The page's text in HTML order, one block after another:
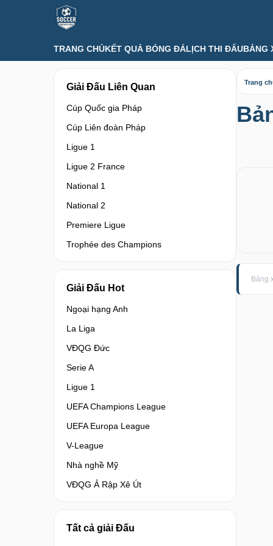
TRANG CHỦKẾT QUẢ BÓNG ĐÁLỊCH THI ĐẤUBẢNG
Giải Đấu Liên Quan
Cúp Quốc gia Pháp
Cúp Liên đoàn Pháp
Ligue 1
Ligue 2 France
National 1
National 2
Premiere Ligue
Trophée des Champions
Giải Đấu Hot
Ngoại hạng Anh
La Liga
VĐQG Đức
Serie A
Ligue 1
UEFA Champions League
UEFA Europa League
V-League
Nhà nghề Mỹ
VĐQG Ả Rập Xê Út
Tất cả giải Đấu
Trang
Bảng